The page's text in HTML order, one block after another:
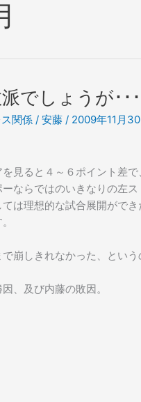
でしょうが･･･
関係 / 安藤 / 2009年11月
見ると４～６ポイント差
ならではのいきなりの左
は理想的な試合展開ができ
崩しきれなかった、という
、及び内藤の敗因。